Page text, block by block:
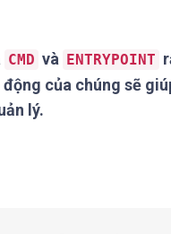
CMD và ENTRYPOINT
của chúng sẽ
lý.